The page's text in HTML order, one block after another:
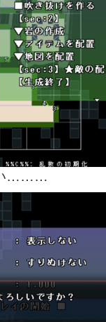
い………